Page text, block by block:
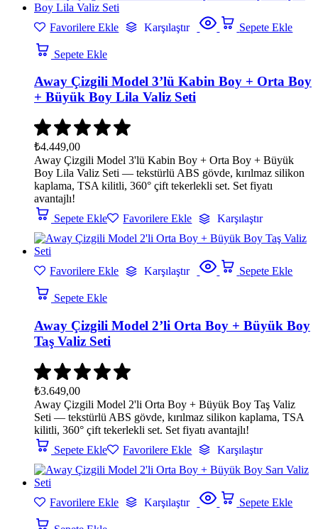
Favorilere Ekle Karşılaştır Sepete Ekle
Sepete Ekle
Away Çizgili Model 3’lü Kabin Boy + Orta Boy
+ Büyük Boy Lila Valiz Seti
₺4.449,00
Away Çizgili Model 3'lü Kabin Boy + Orta Boy + Büyük
Boy Lila Valiz Seti — tekstürlü ABS gövde, kırılmaz silikon
kaplama, TSA kilitli, 360° çift tekerlekli set. Set fiyatı
avantajlı!
Sepete Ekle
Favorilere Ekle Karşılaştır
Favorilere Ekle Karşılaştır Sepete Ekle
Sepete Ekle
Away Çizgili Model 2’li Orta Boy + Büyük Boy
Taş Valiz Seti
₺3.649,00
Away Çizgili Model 2'li Orta Boy + Büyük Boy Taş Valiz
Seti — tekstürlü ABS gövde, kırılmaz silikon kaplama, TSA
kilitli, 360° çift tekerlekli set. Set fiyatı avantajlı!
Sepete Ekle
Favorilere Ekle Karşılaştır
Favorilere Ekle Karşılaştır Sepete Ekle